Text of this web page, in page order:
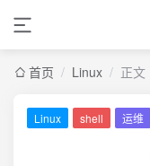
首页 / Linux / 正文
Linux shell 运维